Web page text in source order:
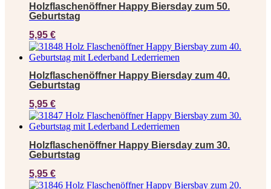
Holzflaschenöffner Happy Biersday zum 50.
Geburtstag
5,95 €
Holzflaschenöffner Happy Biersday zum 40.
Geburtstag
5,95 €
Holzflaschenöffner Happy Biersday zum 30.
Geburtstag
5,95 €